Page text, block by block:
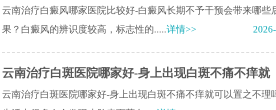
云南治疗白癜风哪家医院比较好-白癜风长期不予干预会带来哪些
果？白癜风的辨识度较高，标志性的.....详情>>
云南治疗白斑医院哪家好-身上出现白斑不痛不痒就
云南治疗白斑医院哪家好-身上出现白斑不痛不痒就可以置之不理